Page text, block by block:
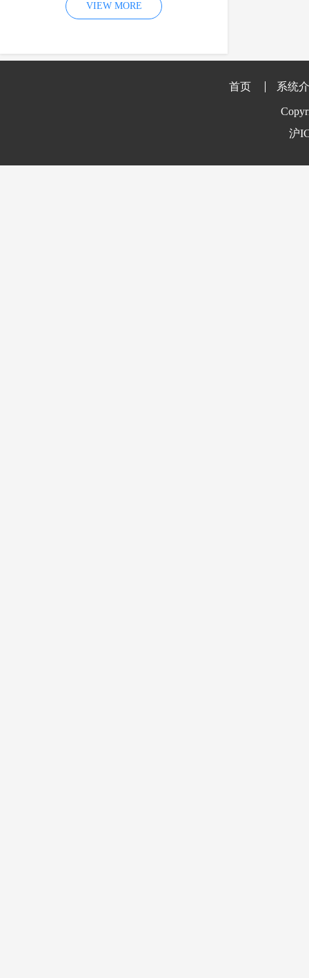
颜色 相似性报告
essay IEEE 留学 课程
准确 价格 参考文献
VIEW MORE
首页 系统
沪